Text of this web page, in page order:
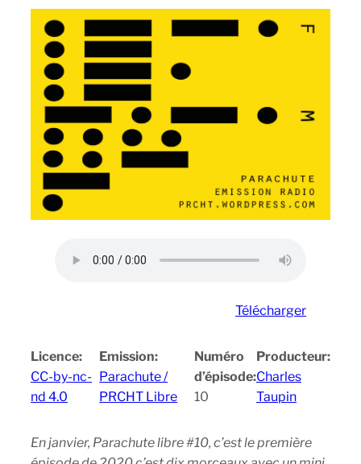
Télécharger
Licence:
CC-by-nc-
nd 4.0
Emission:
Parachute /
PRCHT Libre
Numéro
d’épisode:
10
Producteur:
Charles
Taupin
En janvier, Parachute libre #10, c’est le première